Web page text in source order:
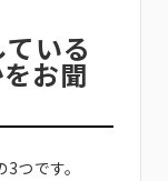
いる
お聞
つです。